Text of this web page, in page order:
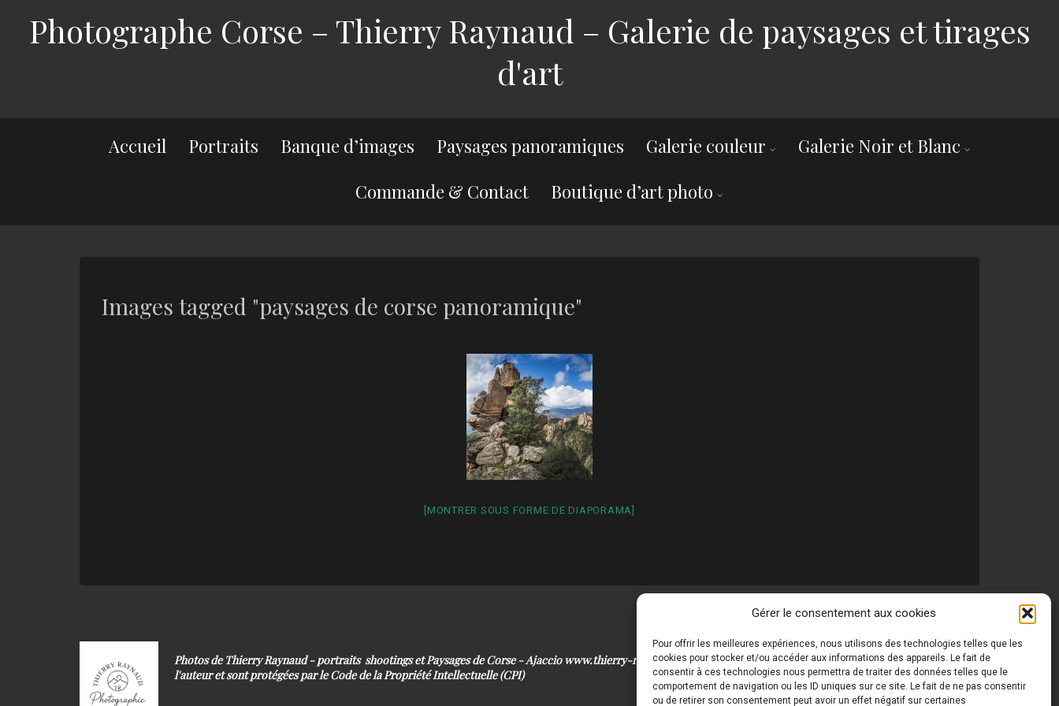
Gérer le consentement aux cookies
Pour offrir les meilleures expériences, nous utilisons des technologies telles que les
cookies pour stocker et/ou accéder aux informations des appareils. Le fait de
consentir à ces technologies nous permettra de traiter des données telles que le
comportement de navigation ou les ID uniques sur ce site. Le fait de ne pas consentir
ou de retirer son consentement peut avoir un effet négatif sur certaines
Photographe Corse – Thierry Raynaud – Galerie de paysages et tirages
d'art
Accueil Portraits Banque d’images Paysages panoramiques Galerie couleur
Galerie Noir et Blanc
Commande & Contact
Boutique d’art photo
Images tagged "paysages de corse panoramique"
[MONTRER SOUS FORME DE DIAPORAMA]
Photos de Thierry Raynaud - portraits shootings et Paysages de Corse - Ajaccio www.thierry-raynaud.com © Toutes les photos de ce site sont la propriété de
l'auteur et sont protégées par le Code de la Propriété Intellectuelle (CPI)